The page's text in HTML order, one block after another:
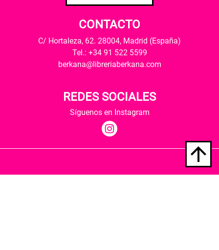
CONTACTO
C/ Hortaleza, 62. 28004, Madrid (España)
Tel.: +34 91 522 5599
berkana@libreriaberkana.com
REDES SOCIALES
Síguenos en Instagram